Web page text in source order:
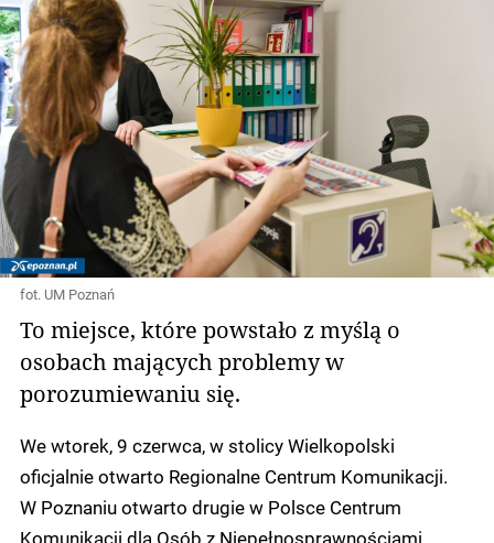
fot. UM Poznań
To miejsce, które powstało z myślą o
osobach mających problemy w
porozumiewaniu się.
We wtorek, 9 czerwca, w stolicy Wielkopolski
oficjalnie otwarto Regionalne Centrum Komunikacji.
W Poznaniu otwarto drugie w Polsce Centrum
Komunikacji dla Osób z Niepełnosprawnościami.